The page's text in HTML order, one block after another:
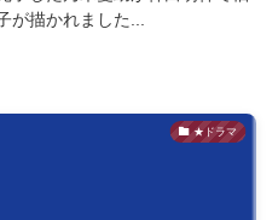
が描かれました...
★ドラマ